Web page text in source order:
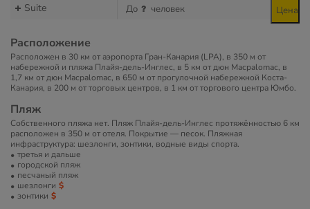
Suite До человек Цена
Расположение
Расположен в 30 км от аэропорта Гран-Канария (LPA), в 350 м от
набережной и пляжа Плайя-дель-Инглес, в 5 км от дюн Масpalomас, в
1,7 км от дюн Масpalomас, в 650 м от прогулочной набережной Коста-
Канария, в 200 м от торговых центров, в 1 км от торгового центра Юмбо.
Пляж
Собственного пляжа нет. Пляж Плайя-дель-Инглес протяжённостью 6 км
расположен в 350 м от отеля. Покрытие — песок. Пляжная
инфраструктура: шезлонги, зонтики, водные виды спорта.
третья и дальше
городской пляж
песчаный пляж
шезлонги
зонтики